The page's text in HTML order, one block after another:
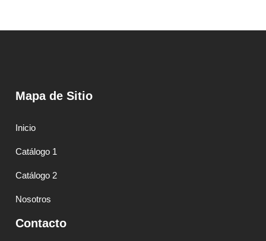
Mapa de Sitio
Inicio
Catálogo 1
Catálogo 2
Nosotros
Contacto